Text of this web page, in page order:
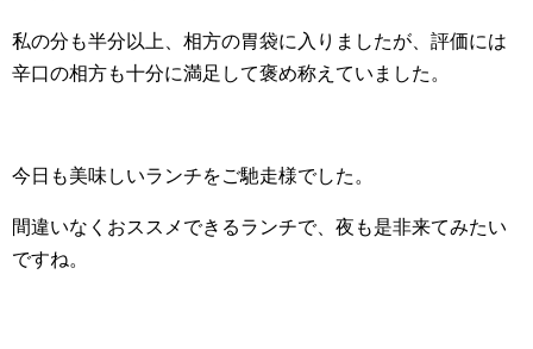
私の分も半分以上、相方の胃袋に入りましたが、評価には
辛口の相方も十分に満足して褒め称えていました。
今日も美味しいランチをご馳走様でした。
間違いなくおススメできるランチで、夜も是非来てみたい
ですね。